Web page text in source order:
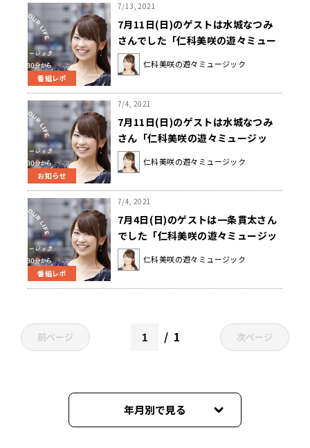
番組レポ
7/13, 2021
7月11日(日)のゲストは水城なつみ
さんでした「仁科美咲の遊々ミュー
ジック」
仁科美咲の遊々ミュージック
お知らせ
7/4, 2021
7月11日(日)のゲストは水城なつみ
さん「仁科美咲の遊々ミュージッ
ク」
仁科美咲の遊々ミュージック
番組レポ
7/4, 2021
7月4日(日)のゲストは一条貫太さん
でした「仁科美咲の遊々ミュージッ
ク」
仁科美咲の遊々ミュージック
前ページ 1 次ページ
年月別で見る